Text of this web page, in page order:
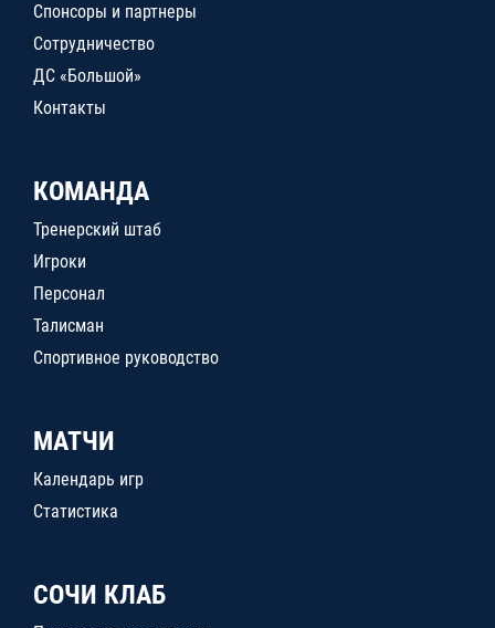
Спонсоры и партнеры
Сотрудничество
ДС «Большой»
Контакты
КОМАНДА
Тренерский штаб
Игроки
Персонал
Талисман
Спортивное руководство
МАТЧИ
Календарь игр
Статистика
СОЧИ КЛАБ